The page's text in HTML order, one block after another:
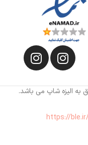
الیزه شاپ می باشد.
https://